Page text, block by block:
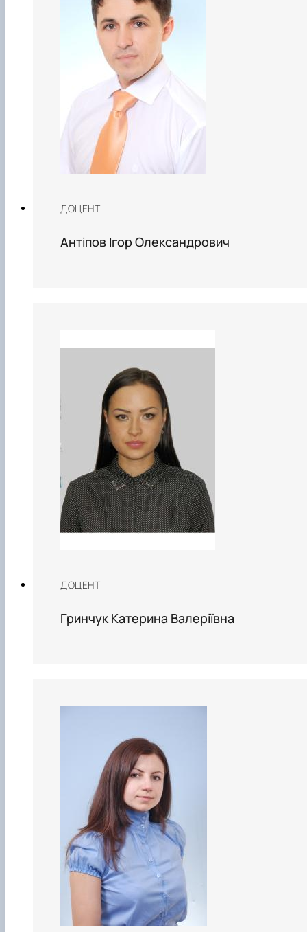
ДОЦЕНТ
Антіпов Ігор Олександрович
ДОЦЕНТ
Гринчук Катерина Валеріївна